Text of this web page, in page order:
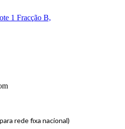
1 Fracção B,
rede fixa nacional)